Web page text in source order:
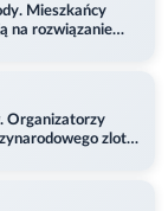
Mieszkańcy
na rozwiązanie
Organizatorzy
zlotu